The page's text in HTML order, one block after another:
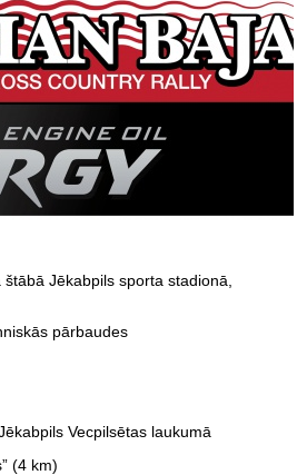
Jēkabpils sporta stadionā,
pārbaudes
Vecpilsētas laukumā
(4 km)